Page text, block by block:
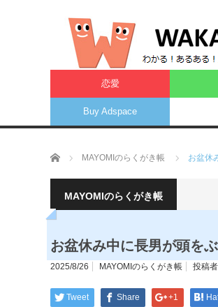
恋愛
Buy Adspace
ホーム MAYOMIのらくがき帳 お盆休
MAYOMIのらくがき帳
お盆休み中に長男が頭を
2025/8/26 MAYOMIのらくがき帳 投稿
Tweet Share +1